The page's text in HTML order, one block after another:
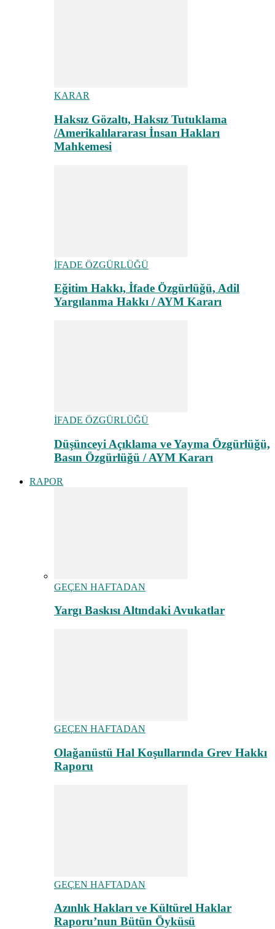
KARAR
Haksız Gözaltı, Haksız Tutuklama
/Amerikalılararası İnsan Hakları
Mahkemesi
İFADE ÖZGÜRLÜĞÜ
Eğitim Hakkı, İfade Özgürlüğü, Adil
Yargılanma Hakkı / AYM Kararı
İFADE ÖZGÜRLÜĞÜ
Düşünceyi Açıklama ve Yayma Özgürlüğü,
Basın Özgürlüğü / AYM Kararı
RAPOR
GEÇEN HAFTADAN
Yargı Baskısı Altındaki Avukatlar
GEÇEN HAFTADAN
Olağanüstü Hal Koşullarında Grev Hakkı
Raporu
GEÇEN HAFTADAN
Azınlık Hakları ve Kültürel Haklar
Raporu’nun Bütün Öyküsü